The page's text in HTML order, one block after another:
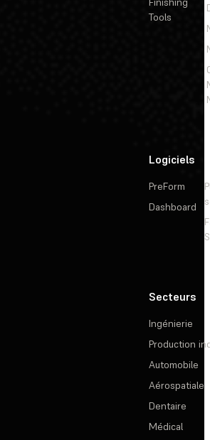
Tools
Logiciels
PreForm
Dashboard
Secteurs
Ingénierie
Production
Automobile
Aérospatiale
Dentaire
Médical